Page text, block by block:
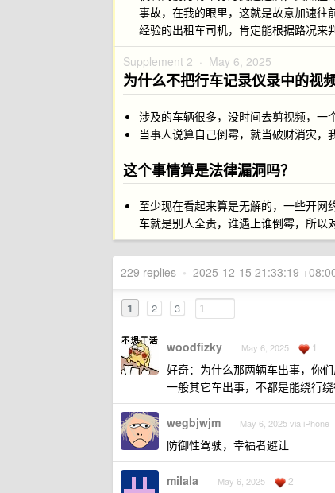
事故，在我的眼里，这就是故意加速往
经验的出租车司机，肯定能根据路况来
Supplement 2 · May 6, 2025
为什么不把行车记录仪录中的视
涉及的车辆很多，没时间去剪视频，一
当事人说算自己倒霉，就当破财消灾，
这个事情算是法律漏洞吗？
至少现在看起来算是无解的，一些开
车就是别人全责，谁遇上谁倒霉，所以
229 replies • 2025-12-15 21:33:19
1 2 3
woodfizky May 6, 2025 1
好奇：为什么那两辆车出事，你
一般其它车出事，不都是能绕行
wegbjwjm May 6, 2025 via iPhone
防御性驾驶，幸福者避让
milala May 6, 2025 2